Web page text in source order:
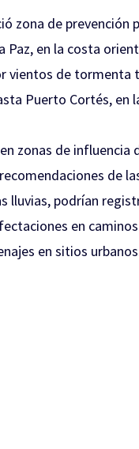
zona de prevención
Paz, en la costa
vientos de
Puerto Cortés, en
zonas de influencia
de
lluvias, podrían
en
en sitios